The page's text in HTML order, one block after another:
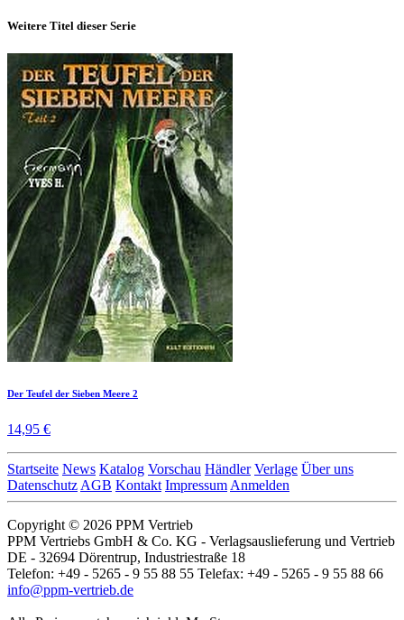
Weitere Titel dieser Serie
Der Teufel der Sieben Meere 2
14,95 €
Startseite News Katalog Vorschau Händler Verlage Über uns
Datenschutz AGB Kontakt Impressum Anmelden
Copyright © 2026 PPM Vertrieb
PPM Vertriebs GmbH & Co. KG - Verlagsauslieferung und Vertrieb
DE - 32694 Dörentrup, Industriestraße 18
Telefon: +49 - 5265 - 9 55 88 55 Telefax: +49 - 5265 - 9 55 88 66
info@ppm-vertrieb.de